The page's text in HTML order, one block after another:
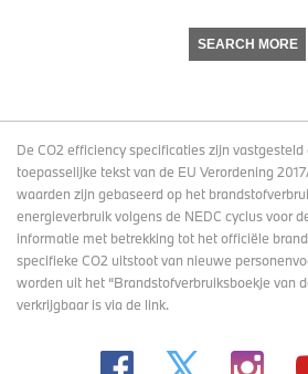
SEARCH MORE
De CO2 efficiency specificaties zijn
toepasselijke tekst van de EU Verordening
waarden zijn gebaseerd op het
energieverbruik volgens de NEDC cyclus voor
informatie met betrekking tot het officiële
specifieke CO2 uitstoot van nieuwe
worden uit het “Brandstofverbruiksboekje van
verkrijgbaaris via de link.